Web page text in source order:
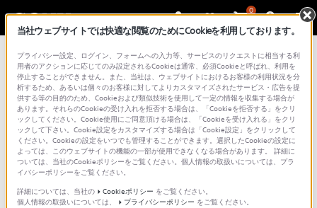
0
取扱説明書
ソニー製品取扱説明書ダウンロードサービス利用
上のご注意
各製品の取扱説明書をダウンロードしてご覧いた
だけます。注意事項をご確認の上、ご利用くださ
当社ウェブサイトでは快適な閲覧のためにCookieを利用しております。
プライバシー設定、ログイン、フォームへの入力等、サービスのリクエストに相当する利
用者のアクションに応じてのみ設定されるCookieは通常、必須Cookieと呼ばれ、利用を
停止することができません。また、当社は、ウェブサイトにおけるお客様の利用状況を分
析するため、あるいは個々のお客様に対してよりカスタマイズされたサービス・広告を提
供する等の目的のため、Cookieおよび類似技術を使用して一定の情報を収集する場合が
あります。それらのCookieの受け入れを拒否する場合は、「Cookieを拒否する」をクリ
ックしてください。Cookie使用にご同意頂ける場合は、「Cookieを受け入れる」をクリ
ックして下さい。Cookie設定をカスタマイズする場合は「Cookie設定」をクリックして
ください。Cookieの設定をいつでも管理することができます。選択したCookieの設定に
よっては、このウェブサイトの機能の一部が使用できなくなる場合があります。 詳細に
ついては、当社のCookieポリシーをご覧ください。個人情報の取扱いについては、プラ
イバシーポリシーをご覧ください。
詳細については、当社の
Cookieポリシー をご覧ください。
個人情報の取扱いについては、
プライバシーポリシー をご覧ください。